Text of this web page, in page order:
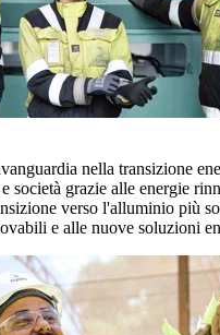
nella transizione
società grazie alle energie
verso l'alluminio più
e alle nuove soluzioni